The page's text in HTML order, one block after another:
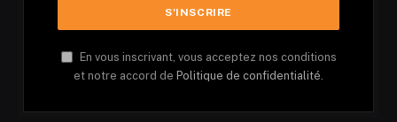
En vous inscrivant, vous acceptez nos conditions
et notre accord de Politique de confidentialité.